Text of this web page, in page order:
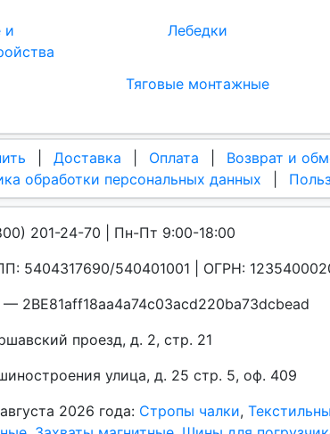
и
Лебедки
Тяговые монтажные
Доставка Оплата Возврат и
обработки персональных данных
201-24-70 | Пн-Пт 9:00-18:00
5404317690/540401001 | ОГРН:
2BE81aff18aa4a74c03acd220ba73dcbead
проезд, д. 2, стр. 21
улица, д. 25 стр. 5, оф. 409
2026 года: Стропы чалки,